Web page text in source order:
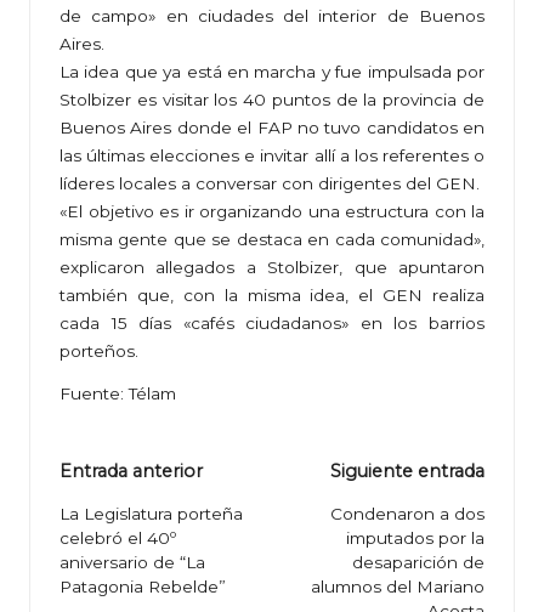
de campo» en ciudades del interior de Buenos
Aires.
La idea que ya está en marcha y fue impulsada por
Stolbizer es visitar los 40 puntos de la provincia de
Buenos Aires donde el FAP no tuvo candidatos en
las últimas elecciones e invitar allí a los referentes o
líderes locales a conversar con dirigentes del GEN.
«El objetivo es ir organizando una estructura con la
misma gente que se destaca en cada comunidad»,
explicaron allegados a Stolbizer, que apuntaron
también que, con la misma idea, el GEN realiza
cada 15 días «cafés ciudadanos» en los barrios
porteños.
Fuente: Télam
Navegación
de
entradas
Entrada anterior
La Legislatura porteña
celebró el 40º
aniversario de “La
Patagonia Rebelde”
Siguiente entrada
Condenaron a dos
imputados por la
desaparición de
alumnos del Mariano